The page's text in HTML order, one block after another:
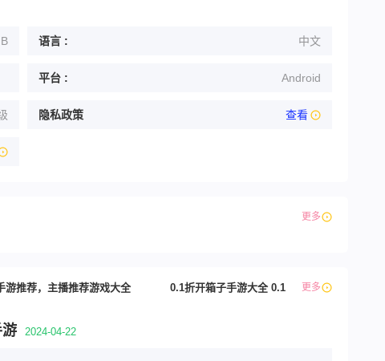
语言 : 中文
平台 : Android
隐私政策 查看
更多
更多
游推荐，主播推荐游戏大全 0.1折开箱子手游大全 0.1折修仙游戏排行榜推荐
2024-04-22